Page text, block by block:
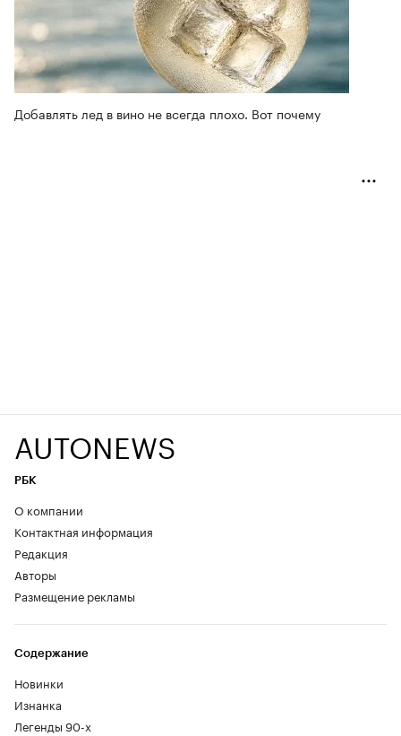
Добавлять лед в вино не всегда плохо. Вот почему
AUTONEWS
РБК
О компании
Контактная информация
Редакция
Авторы
Размещение рекламы
Содержание
Новинки
Изнанка
Легенды 90-х